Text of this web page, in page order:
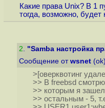
Какие права Unix? В 1
тогда, возможно, будет
2. "Samba настройка
Сообщение от wsnet
>[оверквотинг
>> В freebsd
>> которым я
>> остальным - 5,